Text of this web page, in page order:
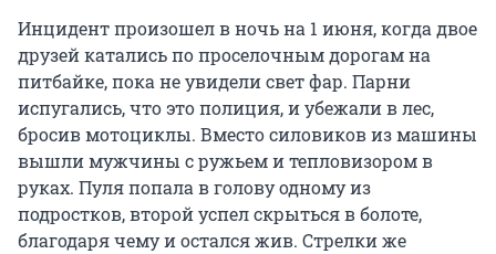
Инцидент произошел в ночь на 1 июня, когда двое
друзей катались по проселочным дорогам на
питбайке, пока не увидели свет фар. Парни
испугались, что это полиция, и убежали в лес,
бросив мотоциклы. Вместо силовиков из машины
вышли мужчины с ружьем и тепловизором в
руках. Пуля попала в голову одному из
подростков, второй успел скрыться в болоте,
благодаря чему и остался жив. Стрелки же